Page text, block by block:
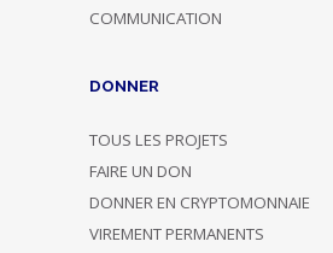
COMMUNICATION
DONNER
TOUS LES PROJETS
FAIRE UN DON
DONNER EN CRYPTOMONNAIE
VIREMENT PERMANENTS